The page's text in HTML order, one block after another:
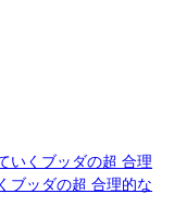
いくブッダの超 合理
ブッダの超 合理的な